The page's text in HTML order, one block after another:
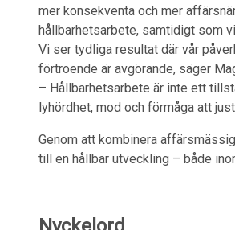
mer konsekventa och mer
hållbarhetsarbete, samtidigt som
Vi ser tydliga resultat där vår
förtroende är avgörande, säger
– Hållbarhetsarbete är inte ett
lyhördhet, mod och förmåga att
Genom att kombinera
till en hållbar utveckling – både